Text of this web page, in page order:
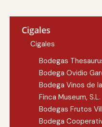
Cigales
Cigales
Bodegas
Bodega Ovidio
Bodega Vinos de
Finca Museum, S.L.
Bodegas Frutos
Bodega